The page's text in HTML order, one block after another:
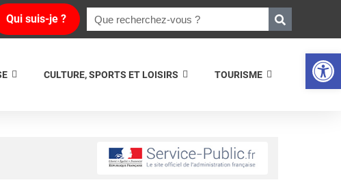
Ouvrir
Qui suis-je ?
CULTURE, SPORTS ET LOISIRS TOURISME